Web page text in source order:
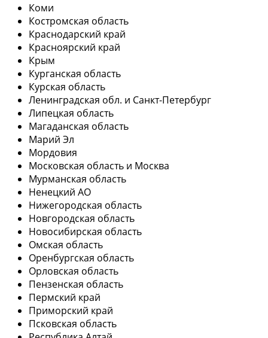
Коми
Костромская область
Краснодарский край
Красноярский край
Крым
Курганская область
Курская область
Ленинградская обл. и Санкт-Петербург
Липецкая область
Магаданская область
Марий Эл
Мордовия
Московская область и Москва
Мурманская область
Ненецкий АО
Нижегородская область
Новгородская область
Новосибирская область
Омская область
Оренбургская область
Орловская область
Пензенская область
Пермский край
Приморский край
Псковская область